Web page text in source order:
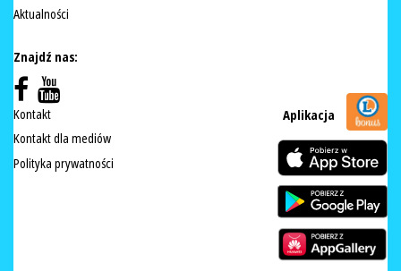
Aktualności
Znajdź nas:
Kontakt
Kontakt dla mediów
Polityka prywatności
Aplikacja